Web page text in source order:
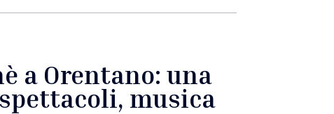
a Orentano: una
musica